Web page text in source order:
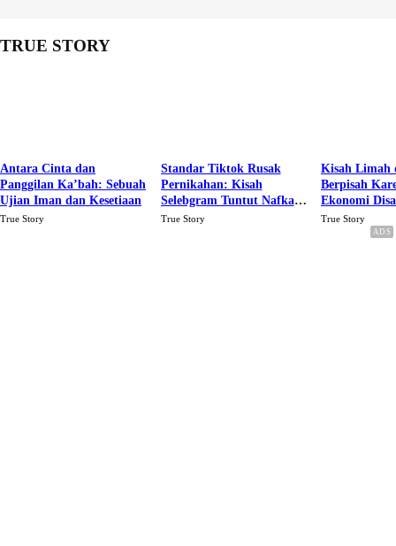
TRUE STORY
Antara Cinta dan
Panggilan Ka’bah: Sebuah
Ujian Iman dan Kesetiaan
True Story
Standar Tiktok Rusak
Pernikahan: Kisah
Selebgram Tuntut Nafkah
Rp.15 Juta Perbulan
True Story
Kisah Limah
Berpisah
Ekonomi
Karena Cinta
True Story